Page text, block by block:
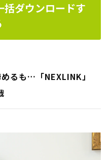
括ダウンロードす
るも…「NEXLINK」